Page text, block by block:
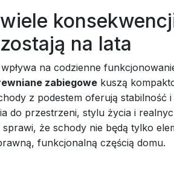
na lata
na codzienne
zabiegowe kuszą
z podestem oferują stabilność
do przestrzeni, stylu życia i
że schody nie będą tylko
funkcjonalną częścią domu.